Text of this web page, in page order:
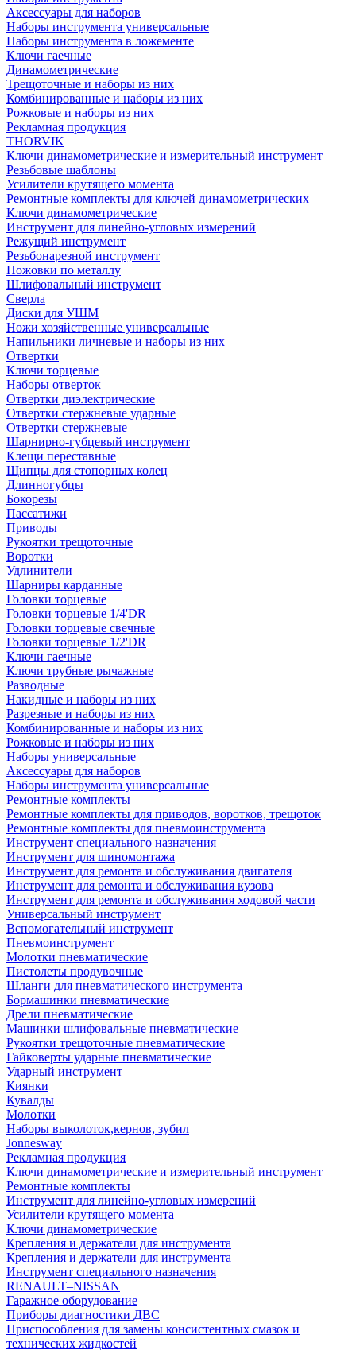
Аксессуары для наборов
Наборы инструмента универсальные
Наборы инструмента в ложементе
Ключи гаечные
Динамометрические
Трещоточные и наборы из них
Комбинированные и наборы из них
Рожковые и наборы из них
Рекламная продукция
THORVIK
Ключи динамометрические и измерительный инструмент
Резьбовые шаблоны
Усилители крутящего момента
Ремонтные комплекты для ключей динамометрических
Ключи динамометрические
Инструмент для линейно-угловых измерений
Режущий инструмент
Резьбонарезной инструмент
Ножовки по металлу
Шлифовальный инструмент
Сверла
Диски для УШМ
Ножи хозяйственные универсальные
Напильники личневые и наборы из них
Отвертки
Ключи торцевые
Наборы отверток
Отвертки диэлектрические
Отвертки стержневые ударные
Отвертки стержневые
Шарнирно-губцевый инструмент
Клещи переставные
Щипцы для стопорных колец
Длинногубцы
Бокорезы
Пассатижи
Приводы
Рукоятки трещоточные
Воротки
Удлинители
Шарниры карданные
Головки торцевые
Головки торцевые 1/4'DR
Головки торцевые свечные
Головки торцевые 1/2'DR
Ключи гаечные
Ключи трубные рычажные
Разводные
Накидные и наборы из них
Разрезные и наборы из них
Комбинированные и наборы из них
Рожковые и наборы из них
Наборы универсальные
Аксессуары для наборов
Наборы инструмента универсальные
Ремонтные комплекты
Ремонтные комплекты для приводов, воротков, трещоток
Ремонтные комплекты для пневмоинструмента
Инструмент специального назначения
Инструмент для шиномонтажа
Инструмент для ремонта и обслуживания двигателя
Инструмент для ремонта и обслуживания кузова
Инструмент для ремонта и обслуживания ходовой части
Универсальный инструмент
Вспомогательный инструмент
Пневмоинструмент
Молотки пневматические
Пистолеты продувочные
Шланги для пневматического инструмента
Бормашинки пневматические
Дрели пневматические
Машинки шлифовальные пневматические
Рукоятки трещоточные пневматические
Гайковерты ударные пневматические
Ударный инструмент
Киянки
Кувалды
Молотки
Наборы выколоток,кернов, зубил
Jonnesway
Рекламная продукция
Ключи динамометрические и измерительный инструмент
Ремонтные комплекты
Инструмент для линейно-угловых измерений
Усилители крутящего момента
Ключи динамометрические
Крепления и держатели для инструмента
Крепления и держатели для инструмента
Инструмент специального назначения
RENAULT–NISSAN
Гаражное оборудование
Приборы диагностики ДВС
Приспособления для замены консистентных смазок и
технических жидкостей